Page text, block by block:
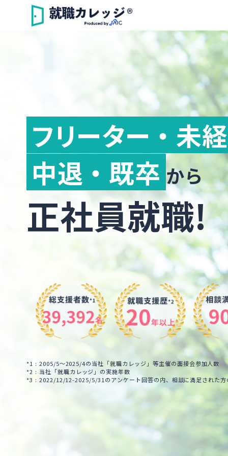
フリーター ・ 未
中退 ・ 既卒 から
正社員就職!
*1 : 2005/5～2025/4の当社「就職カレッジ」等主催の面接会参加人数
*2 : 当社「就職カレッジ」の実施年数
*3 : 2022/12/12-2025/5/31のアンケート回答の内、相談に満足された方